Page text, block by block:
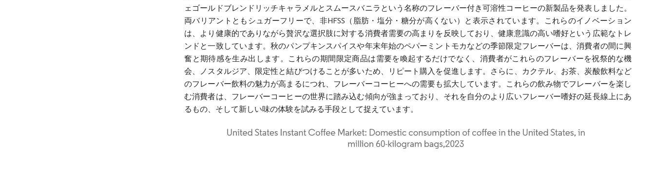
ェゴールドブレンドリッチキャラメルとスムースバニラという名称のフレーバー付き可溶性コーヒーの新製品を発表しました。
両バリアントともシュガーフリーで、非HFSS（脂肪・塩分・糖分が高くない）と表示されています。これらのイノベーション
は、より健康的でありながら贅沢な選択肢に対する消費者需要の高まりを反映しており、健康意識の高い嗜好という広範なトレ
ンドと一致しています。秋のパンプキンスパイスや年末年始のペパーミントモカなどの季節限定フレーバーは、消費者の間に興
奮と期待感を生み出します。これらの期間限定商品は需要を喚起するだけでなく、消費者がこれらのフレーバーを祝祭的な機
会、ノスタルジア、限定性と結びつけることが多いため、リピート購入を促進します。さらに、カクテル、お茶、炭酸飲料など
のフレーバー飲料の魅力が高まるにつれ、フレーバーコーヒーへの需要も拡大しています。これらの飲み物でフレーバーを楽し
む消費者は、フレーバーコーヒーの世界に踏み込む傾向が強まっており、それを自分のより広いフレーバー嗜好の延長線上にあ
るもの、そして新しい味の体験を試みる手段として捉えています。